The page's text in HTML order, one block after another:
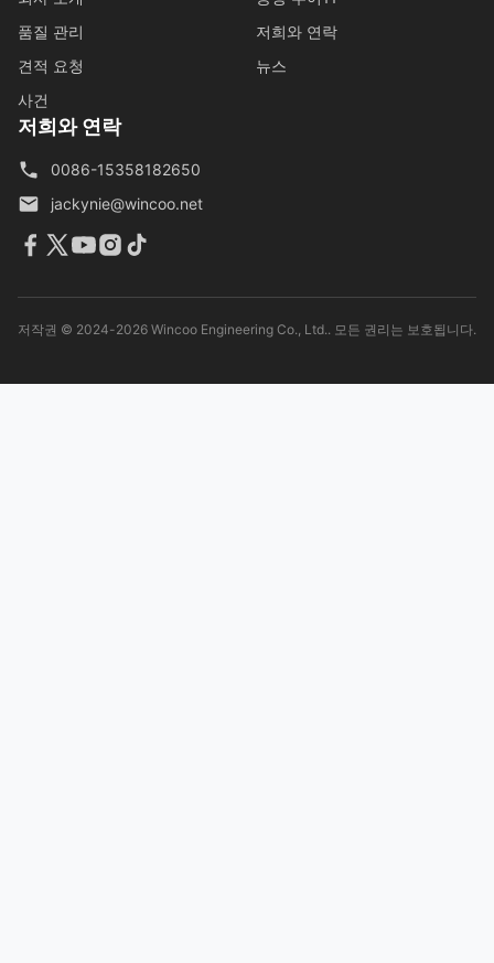
품질 관리
저희와 연락
견적 요청
뉴스
사건
저희와 연락
0086-15358182650
jackynie@wincoo.net
저작권 © 2024-2026 Wincoo Engineering Co., Ltd.. 모든 권리는 보호됩니다.